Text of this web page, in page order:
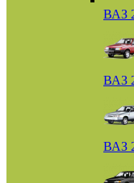
ВАЗ
ВАЗ
ВАЗ